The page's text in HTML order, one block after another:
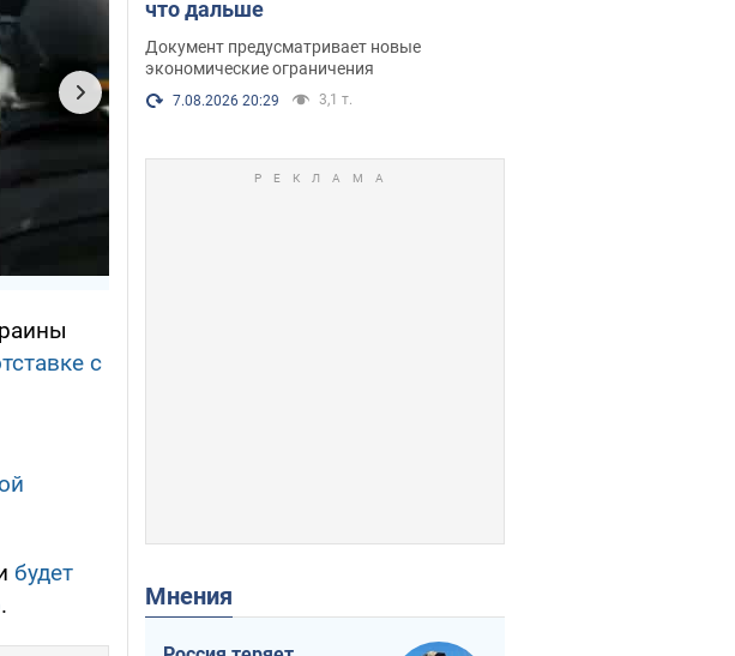
с
будет
.
что дальше
Документ предусматривает новые
экономические ограничения
7.08.2026 20:29 3,1 т.
Мнения